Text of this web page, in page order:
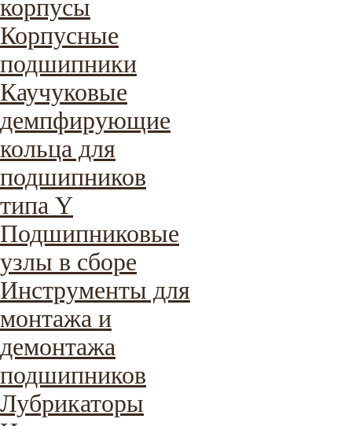
корпусы
Корпусные
подшипники
Каучуковые
демпфирующие
кольца для
подшипников
типа Y
Подшипниковые
узлы в сборе
Инструменты для
монтажа и
демонтажа
подшипников
Лубрикаторы